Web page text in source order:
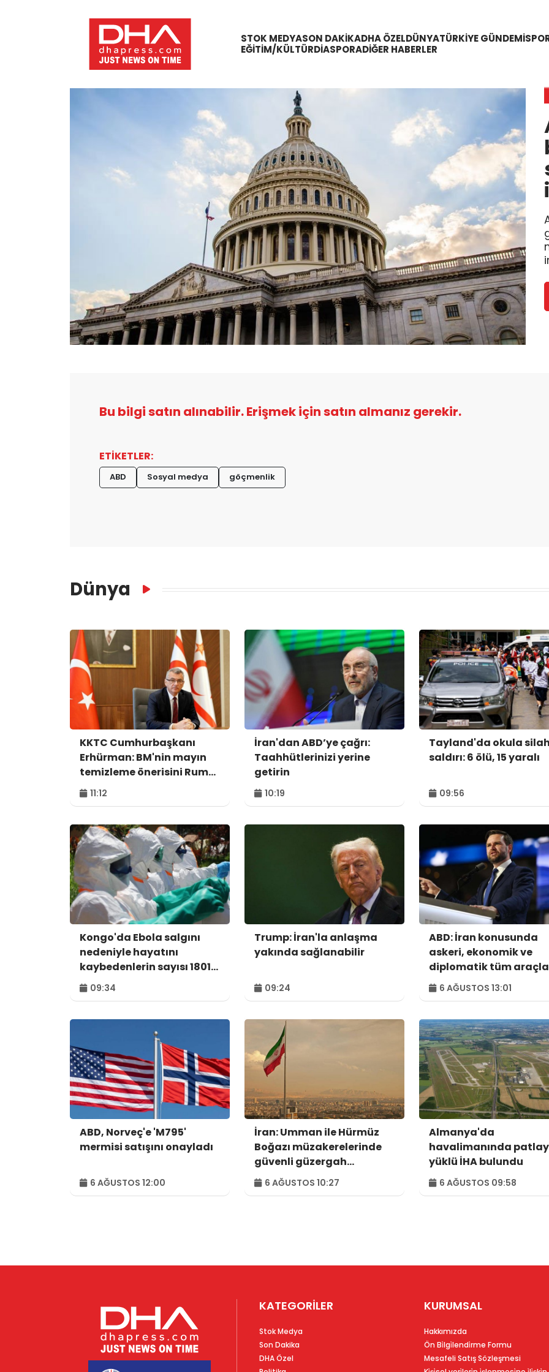
STOK MEDYASON DAKIKADHA ÖZELDÜNYATÜRKIYE GÜNDEMI
EĞITIM/KÜLTÜRDIASPORADIĞER HABERLER
Bu bilgi satın alınabilir. Erişmek için satın almanız gerekir.
ETİKETLER:
ABD Sosyal medya göçmenlik
Dünya
KKTC Cumhurbaşkanı
Erhürman: BM'nin mayın
temizleme önerisini Rum
tarafı reddetti
11:12
İran'dan ABD’ye çağrı:
Taahhütlerinizi yerine
getirin
10:19
Tayland'da okula
saldırı: 6 ölü, 15 yaralı
09:56
Kongo'da Ebola salgını
nedeniyle hayatını
kaybedenlerin sayısı 1801'e
yükseldi
09:34
Trump: İran'la anlaşma
yakında sağlanabilir
09:24
ABD: İran konusunda
askeri, ekonomik ve
diplomatik tüm
kullanılacak
6 AĞUSTOS 13:01
ABD, Norveç'e 'M795'
mermisi satışını onayladı
6 AĞUSTOS 12:00
İran: Umman ile Hürmüz
Boğazı müzakerelerinde
güvenli güzergah
konusunda anlaşmaya
vardık
6 AĞUSTOS 10:27
Almanya'da
havalimanında
yüklü İHA bulundu
6 AĞUSTOS 09:58
KATEGORİLER
Stok Medya
Son Dakika
DHA Özel
KURUMSAL
Hakkımızda
Ön Bi̇lgi̇lendi̇rme Formu
Mesafeli Satış Sözleşmesi